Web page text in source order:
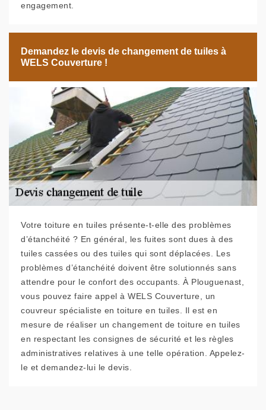
engagement.
Demandez le devis de changement de tuiles à
WELS Couverture !
Votre toiture en tuiles présente-t-elle des problèmes
d’étanchéité ? En général, les fuites sont dues à des
tuiles cassées ou des tuiles qui sont déplacées. Les
problèmes d’étanchéité doivent être solutionnés sans
attendre pour le confort des occupants. À Plouguenast,
vous pouvez faire appel à WELS Couverture, un
couvreur spécialiste en toiture en tuiles. Il est en
mesure de réaliser un changement de toiture en tuiles
en respectant les consignes de sécurité et les règles
administratives relatives à une telle opération. Appelez-
le et demandez-lui le devis.